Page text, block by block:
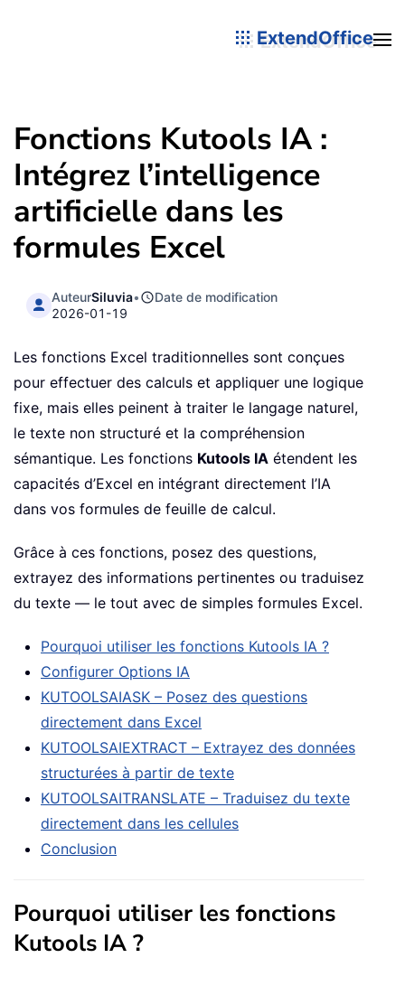
ExtendOffice
Fonctions Kutools IA :
Intégrez l’intelligence
artificielle dans les
formules Excel
AuteurSiluvia•
Date de modification
2026-01-19
Les fonctions Excel traditionnelles sont conçues
pour effectuer des calculs et appliquer une logique
fixe, mais elles peinent à traiter le langage naturel,
le texte non structuré et la compréhension
sémantique. Les fonctions Kutools IA étendent les
capacités d’Excel en intégrant directement l’IA
dans vos formules de feuille de calcul.
Grâce à ces fonctions, posez des questions,
extrayez des informations pertinentes ou traduisez
du texte — le tout avec de simples formules Excel.
Pourquoi utiliser les fonctions Kutools IA ?
Configurer Options IA
KUTOOLSAIASK – Posez des questions
directement dans Excel
KUTOOLSAIEXTRACT – Extrayez des données
structurées à partir de texte
KUTOOLSAITRANSLATE – Traduisez du texte
directement dans les cellules
Conclusion
Pourquoi utiliser les fonctions
Kutools IA ?